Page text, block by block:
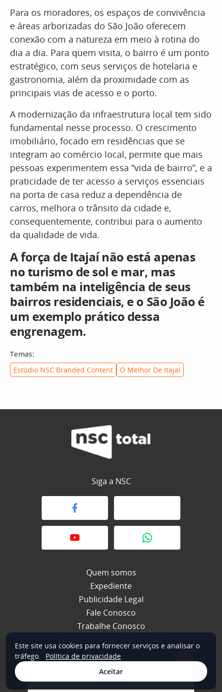
Para os moradores, os espaços de convivência
e áreas arborizadas do São João oferecem
conexão com a natureza em meio à rotina do
dia a dia. Para quem visita, o bairro é um ponto
estratégico, com seus serviços de hotelaria e
gastronomia, além da proximidade com as
principais vias de acesso e o porto.
A modernização da infraestrutura local tem sido
fundamental nesse processo. O crescimento
imobiliário, focado em residências que se
integram ao comércio local, permite que mais
pessoas experimentem essa “vida de bairro”, e a
praticidade de ter acesso a serviços essenciais
na porta de casa reduz a dependência de
carros, melhora o trânsito da cidade e,
consequentemente, contribui para o aumento
da qualidade de vida.
A força de Itajaí não está apenas
no turismo de sol e mar, mas
também na inteligência de seus
bairros residenciais, e o São João é
um exemplo prático dessa
engrenagem.
Temas:
Estúdio NSC Branded Content
O Melhor De Itajaí
Siga a NSC
Quem somos
Expediente
Publicidade Legal
Fale Conosco
Trabalhe Conosco
© 2026 NSC Total. Todos os direitos reservados.
Este site usa cookies para fornecer serviços e analisar o
tráfego.
Política de privacidade
Aceitar